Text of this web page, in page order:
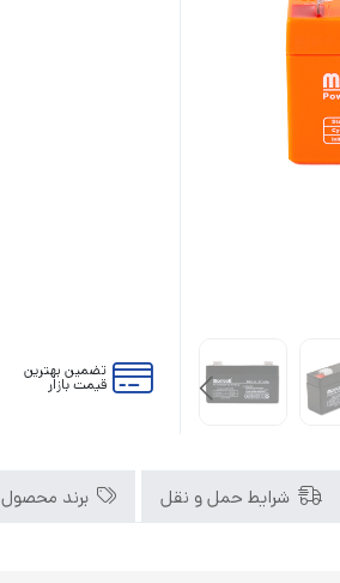
تضمین بهترین
قیمت بازار
شرایط حمل و نقل برند محصول